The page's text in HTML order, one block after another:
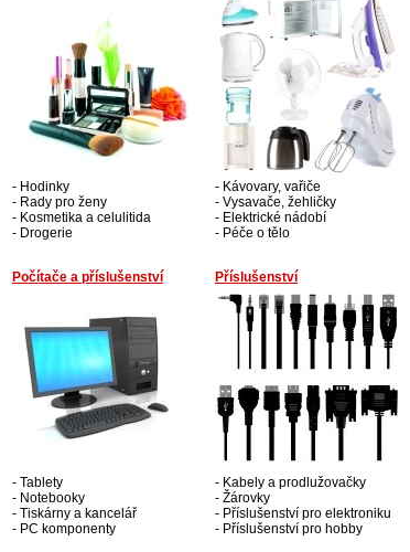
- Hodinky
- Rady pro ženy
- Kosmetika a celulitida
- Drogerie
- Kávovary, vařiče
- Vysavače, žehličky
- Elektrické nádobí
- Péče o tělo
Počítače a příslušenství
- Tablety
- Notebooky
- Tiskárny a kancelář
- PC komponenty
Příslušenství
- Kabely a prodlužovačky
- Žárovky
- Příslušenství pro elektroniku
- Příslušenství pro hobby